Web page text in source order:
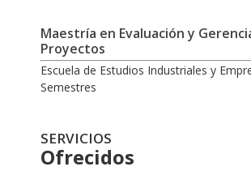
Maestría en Evaluación y
Proyectos
Escuela de Estudios Industriales y
Semestres
SERVICIOS
Ofrecidos